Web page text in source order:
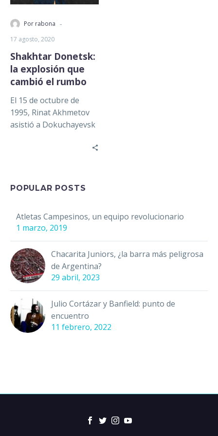
Por rabona -
17 agosto, 2020
Shakhtar Donetsk:
la explosión que
cambió el rumbo
El 15 de octubre de
1995, Rinat Akhmetov
asistió a Dokuchayevsk
POPULAR POSTS
Atletas Campesinos, un equipo revolucionario
1 marzo, 2019
Chacarita Juniors, ¿la barra más peligrosa
de Argentina?
29 abril, 2023
Julio Cortázar y Banfield: punto de
encuentro
11 febrero, 2022